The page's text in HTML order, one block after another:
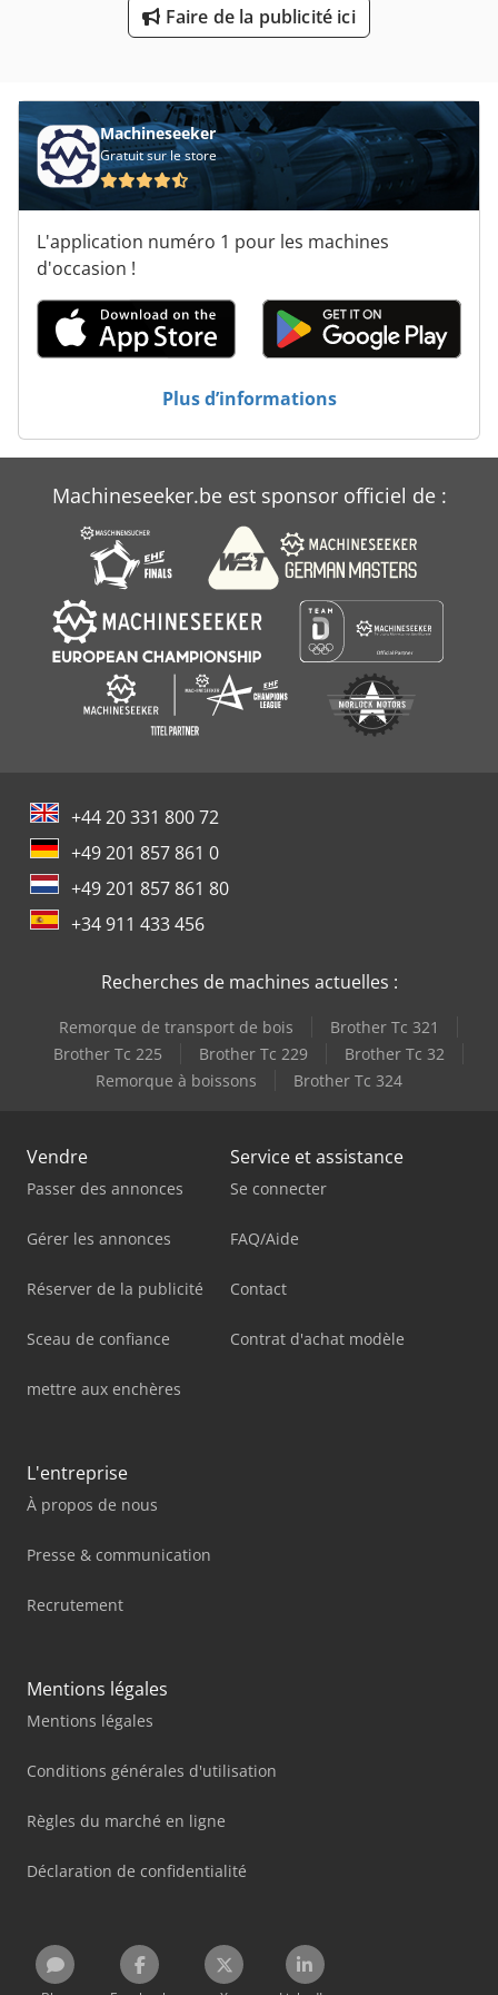
Machines De Poinçonnage Automatiques
Machines De Taillage
Presse Papier Et Tissu
Faire de la publicité ici
Machineseeker
Gratuit sur le store
L'application numéro 1 pour les machines
d'occasion !
Plus d’informations
Machineseeker.be est sponsor officiel de :
+44 20 331 800 72
+49 201 857 861 0
+49 201 857 861 80
+34 911 433 456
Recherches de machines actuelles :
Remorque de transport de bois
Brother Tc 321
Brother Tc 225
Brother Tc 229
Brother Tc 32
Remorque à boissons
Brother Tc 324
Vendre
Passer des annonces
Gérer les annonces
Réserver de la publicité
Sceau de confiance
mettre aux enchères
Service et assistance
Se connecter
FAQ/Aide
Contact
Contrat d'achat modèle
L'entreprise
À propos de nous
Presse & communication
Recrutement
Mentions légales
Mentions légales
Conditions générales d'utilisation
Règles du marché en ligne
Déclaration de confidentialité